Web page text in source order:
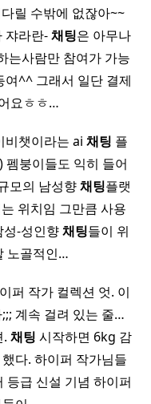
릴 수밖에 없잖아~~
쟈라란-채팅은 아무나
는사람만 참여가 가능
여^^ 그래서 일단 결제
요ㅎㅎ…
비챗이라는 ai 채팅 플
펨붕이들도 익히 들어
모의 남성향채팅플랫
위치임 그만큼 사용
성-성인향채팅들이 위
노골적인…
퍼 작가 컬렉션 엇. 이
계속 걸려 있는 줄…
. 채팅 시작하면 6kg 감
다. 하이퍼 작가님들
등급 신설 기념 하이퍼